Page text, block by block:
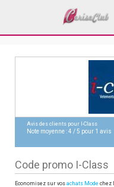
Avis des clients pour I-Class
Note moyenne :4 /5 pour 1 avis
Code promo I-Class
Economisez sur vos achats Mode chez